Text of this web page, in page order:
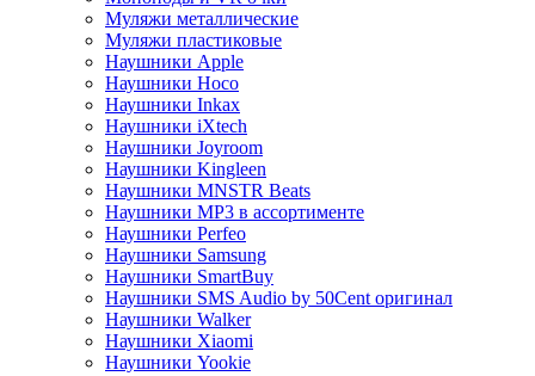
Муляжи металлические
Муляжи пластиковые
Наушники Apple
Наушники Hoco
Наушники Inkax
Наушники iXtech
Наушники Joyroom
Наушники Kingleen
Наушники MNSTR Beats
Наушники MP3 в ассортименте
Наушники Perfeo
Наушники Samsung
Наушники SmartBuy
Наушники SMS Audio by 50Cent оригинал
Наушники Walker
Наушники Xiaomi
Наушники Yookie